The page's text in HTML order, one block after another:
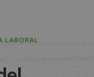
LABORAL